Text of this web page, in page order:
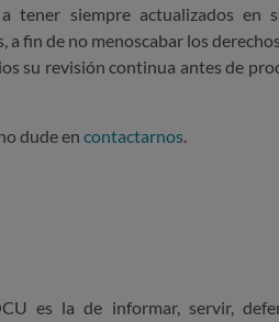
tener siempre actualizados en
fin de no menoscabar los
su revisión continua antes de
dude en contactarnos.
es la de informar, servir,